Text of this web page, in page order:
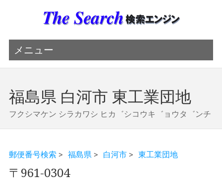
メニュー
福島県 白河市 東工業団地
フクシマケン シラカワシ ヒカ゛シコウキ゛ョウタ゛ンチ
郵便番号検索 > 福島県 > 白河市> 東工業団地
〒961-0304